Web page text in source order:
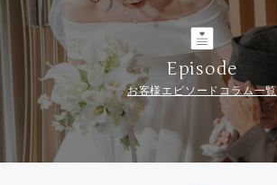
Episode
お客様エピソードコラム一覧